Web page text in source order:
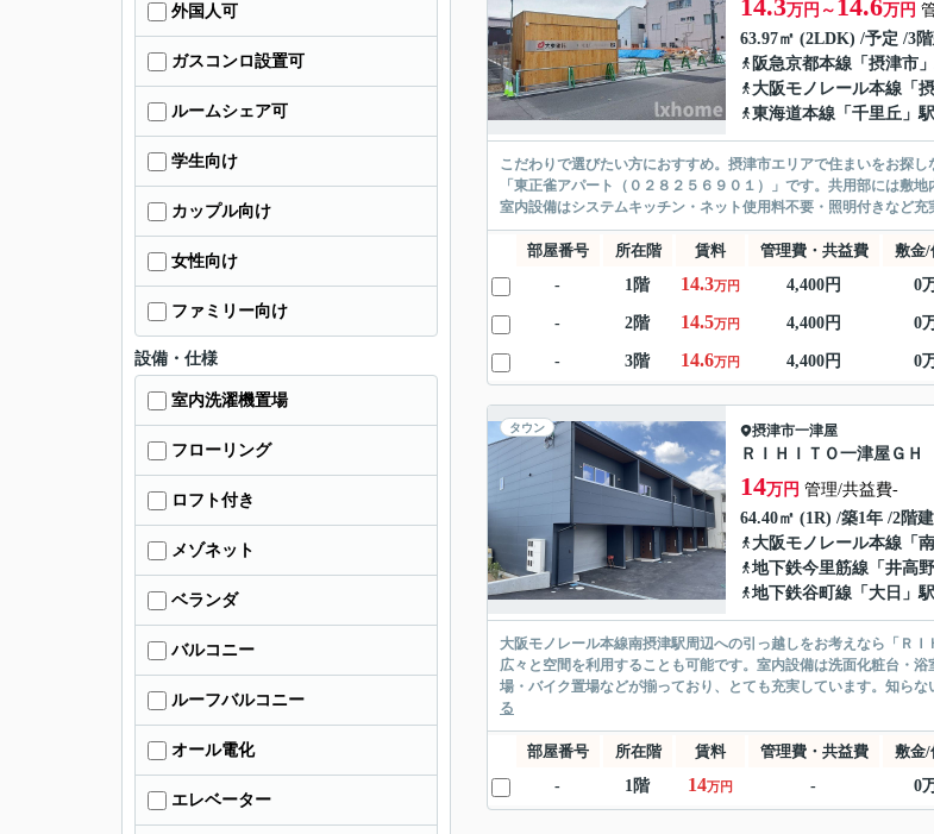
14.3万円～ 14.6万円
63.97㎡ (2LDK) /予定 /3
阪急京都本線 「 摂津市
大阪モノレール本線 「
東海道本線 「 千里丘 」
こだわりで選びたい方におすすめ。摂津市エリアで住まいをお探
「東正雀アパート（０２８２５６９０１）」です。共用部には敷
室内設備はシステムキッチン・ネット使用料不要・照明付きなど
部屋番号 所在階 賃料 管理費・共益費 敷金/
-
1階 14.3万円 4,400円 0
- 2階 14.5万円 4,400円 0
- 3階 14.6万円 4,400円 0
タウン 摂津市一津屋
ＲＩＨＩＴＯ一津屋ＧＨ
14万円 管理/共益費-
64.40㎡ (1R) /築1年 /2階建
大阪モノレール本線 「
地下鉄今里筋線 「 井高野
地下鉄谷町線 「 大日 」
大阪モノレール本線南摂津駅周辺への引っ越しをお考えなら「Ｒ
広々と空間を利用することも可能です。室内設備は洗面化粧台・
場・バイク置場などが揃っており、とても充実しています。知ら
る
部屋番号 所在階 賃料 管理費・共益費 敷金/
-
1階 14万円 - 0
外国人可
ガスコンロ設置可
ルームシェア可
学生向け
カップル向け
女性向け
ファミリー向け
設備・仕様
室内洗濯機置場
フローリング
ロフト付き
メゾネット
ベランダ
バルコニー
ルーフバルコニー
オール電化
エレベーター